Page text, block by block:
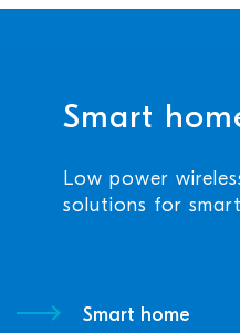
Smart
Low power
solutions for
Smart home